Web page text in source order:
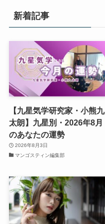
新着記事
【九星気学研究家・小熊九
太朗】九星別・2026年8月
のあなたの運勢
2026年8月3日
マンゴスティン編集部